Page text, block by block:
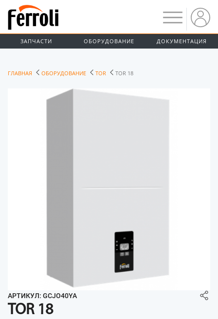
ЗАПЧАСТИ ОБОРУДОВАНИЕ ДОКУМЕНТАЦИЯ
ГЛАВНАЯ ОБОРУДОВАНИЕ TOR TOR 18
АРТИКУЛ: GCJO40YA
TOR 18